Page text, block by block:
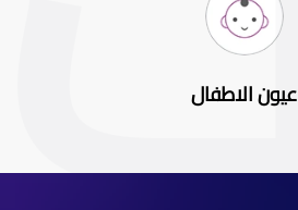
عيون الاطفال